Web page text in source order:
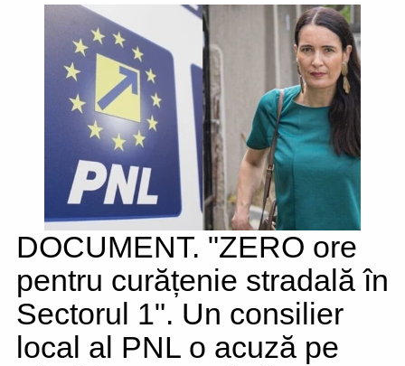
DOCUMENT. "ZERO ore
pentru curățenie stradală în
Sectorul 1". Un consilier
local al PNL o acuză pe